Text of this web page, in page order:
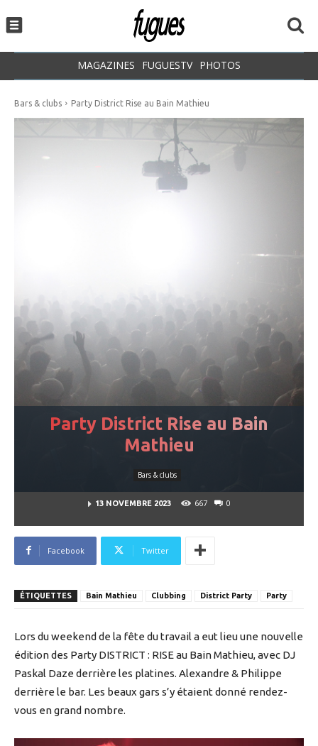
MAGAZINES FUGUESTV PHOTOS
Bars & clubs Party District Rise au Bain Mathieu
Party District Rise au Bain
Mathieu
Bars & clubs
13 NOVEMBRE 2023 667 0
Facebook Twitter
ÉTIQUETTES Bain Mathieu Clubbing District Party Party
Lors du weekend de la fête du travail a eut lieu une nouvelle
édition des Party DISTRICT : RISE au Bain Mathieu, avec DJ
Paskal Daze derrière les platines. Alexandre & Philippe
derrière le bar. Les beaux gars s’y étaient donné rendez-
vous en grand nombre.